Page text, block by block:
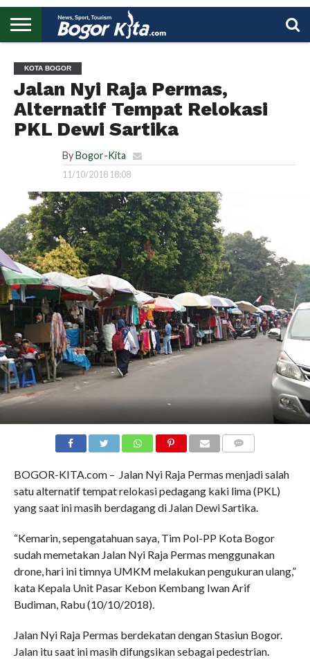
UTAMA
KOTA BOGOR
Jalan Nyi Raja Permas,
Alternatif Tempat Relokasi
PKL Dewi Sartika
By Bogor-Kita
11/10/2018 18:08
BOGOR-KITA.com – Jalan Nyi Raja Permas menjadi salah
satu alternatif tempat relokasi pedagang kaki lima (PKL)
yang saat ini masih berdagang di Jalan Dewi Sartika.
“Kemarin, sepengatahuan saya, Tim Pol-PP Kota Bogor
sudah memetakan Jalan Nyi Raja Permas menggunakan
drone, hari ini timnya UMKM melakukan pengukuran ulang,”
kata Kepala Unit Pasar Kebon Kembang Iwan Arif
Budiman, Rabu (10/10/2018).
Jalan Nyi Raja Permas berdekatan dengan Stasiun Bogor.
Jalan itu saat ini masih difungsikan sebagai pedestrian.